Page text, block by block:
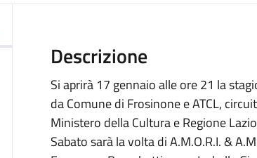
Descrizione
Si aprirà 17 gennaio alle ore 21 la
da Comune di Frosinone e ATCL,
Ministero della Cultura e Regione
Sabato sarà la volta di A.M.O.R.I. &